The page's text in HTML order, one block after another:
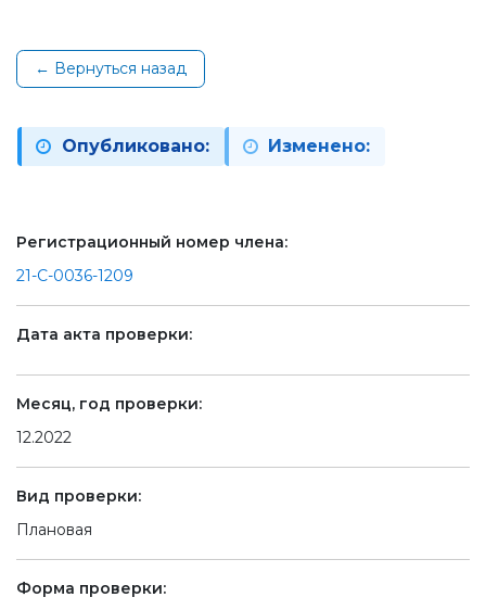
← Вернуться назад
Опубликовано: Изменено:
Регистрационный номер члена:
21-С-0036-1209
Дата акта проверки:
Месяц, год проверки:
12.2022
Вид проверки:
Плановая
Форма проверки: